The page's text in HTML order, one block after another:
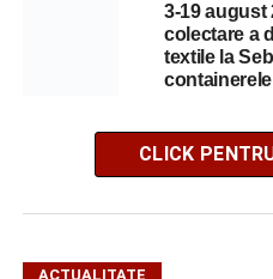
3-19 august
colectare a
textile la
containerele
CLICK
ACTUALITATE